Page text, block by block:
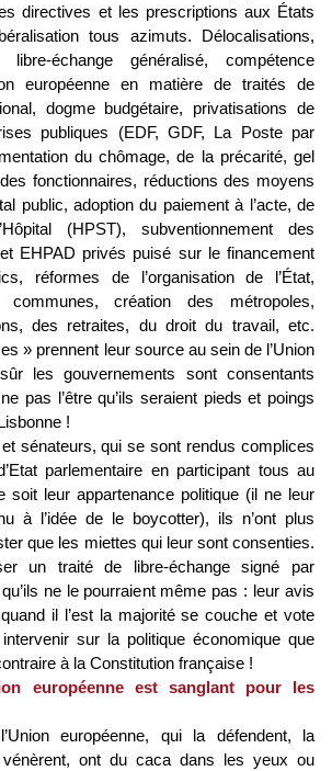
directives et les prescriptions aux États
tous azimuts. Délocalisations,
libre-échange généralisé, compétence
européenne en matière de traités de
dogme budgétaire, privatisations de
publiques (EDF, GDF, La Poste par
du chômage, de la précarité, gel
fonctionnaires, réductions des moyens
public, adoption du paiement à l’acte, de
(HPST), subventionnement des
EHPAD privés puisé sur le financement
réformes de l’organisation de l’État,
communes, création des métropoles,
des retraites, du droit du travail, etc.
» prennent leur source au sein de l’Union
les gouvernements sont consentants
pas l’être qu’ils seraient pieds et poings
!
sénateurs, qui se sont rendus complices
parlementaire en participant tous au
soit leur appartenance politique (il ne leur
à l’idée de le boycotter), ils n’ont plus
que les miettes qui leur sont consenties.
un traité de libre-échange signé par
qu’ils ne le pourraient même pas : leur avis
il l’est la majorité se couche et vote
sur la politique économique que
à la Constitution française !
européenne est sanglant pour les
européenne, qui la défendent, la
vénèrent, ont du caca dans les yeux ou